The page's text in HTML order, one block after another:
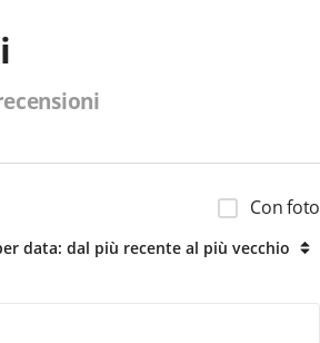
Con foto
data: dal più recente al più vecchio